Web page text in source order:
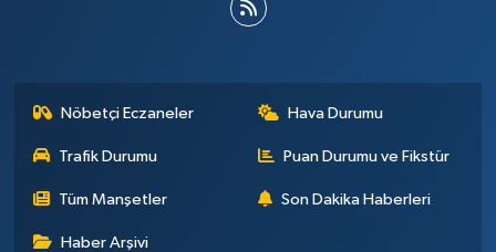
Nöbetçi Eczaneler Hava Durumu
Trafik Durumu Puan Durumu ve Fikstür
Tüm Manşetler Son Dakika Haberleri
Haber Arşivi